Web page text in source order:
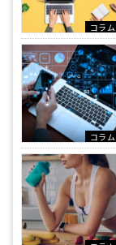
コラム
コラム